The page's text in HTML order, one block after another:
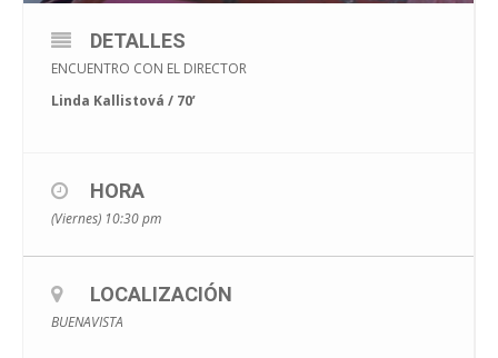
DETALLES
ENCUENTRO CON EL DIRECTOR
Linda Kallistová / 70’
HORA
(Viernes) 10:30 pm
LOCALIZACIÓN
BUENAVISTA